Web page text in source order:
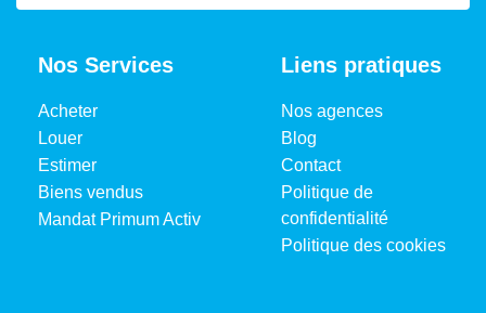
Nos Services
Acheter
Louer
Estimer
Biens vendus
Mandat Primum Activ
Liens pratiques
Nos agences
Blog
Contact
Politique de
confidentialité
Politique des cookies